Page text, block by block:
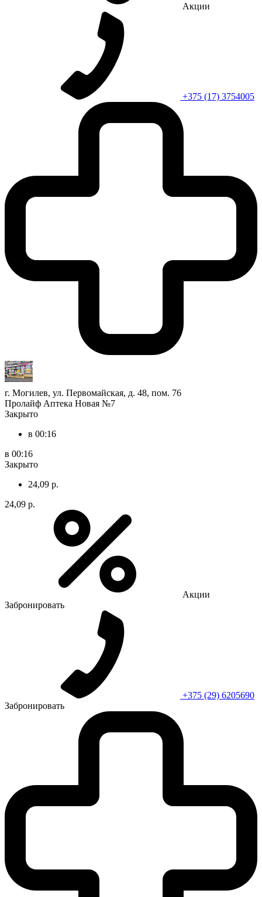
Акции
+375 (17) 3754005
г. Могилев, ул. Первомайская, д. 48, пом. 76
Пролайф Аптека Новая №7
Закрыто
в 00:16
в 00:16
Закрыто
24,09 р.
24,09 р.
Акции
Забронировать
+375 (29) 6205690
Забронировать